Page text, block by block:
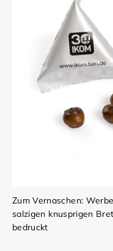
Zum Vernaschen:
salzigen knusprigen
bedruckt